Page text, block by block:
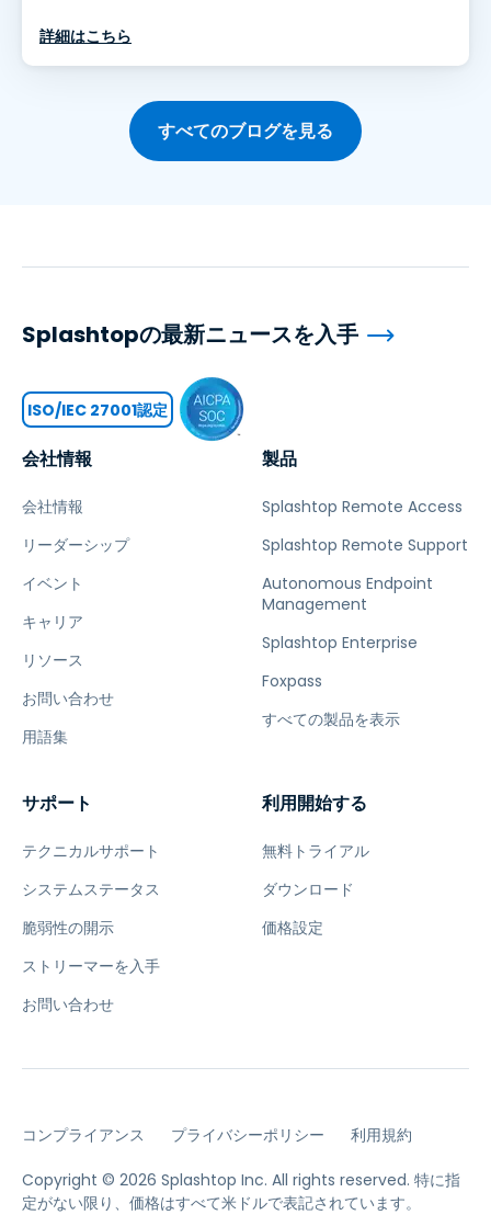
詳細はこちら
すべてのブログを見る
会社情報
会社情報
リーダーシップ
イベント
キャリア
リソース
お問い合わせ
用語集
製品
Splashtop Remote Access
Splashtop Remote Support
Autonomous Endpoint
Management
Splashtop Enterprise
Foxpass
すべての製品を表示
サポート
テクニカルサポート
システムステータス
脆弱性の開示
ストリーマーを入手
お問い合わせ
利用開始する
無料トライアル
ダウンロード
価格設定
Splashtopの最新ニュースを入手
ISO/IEC 27001認定
コンプライアンス プライバシーポリシー 利用規約
Copyright © 2026 Splashtop Inc. All rights reserved. 特に指
定がない限り、価格はすべて米ドルで表記されています。